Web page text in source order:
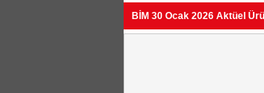
BİM 30 Ocak 2026 Aktüel